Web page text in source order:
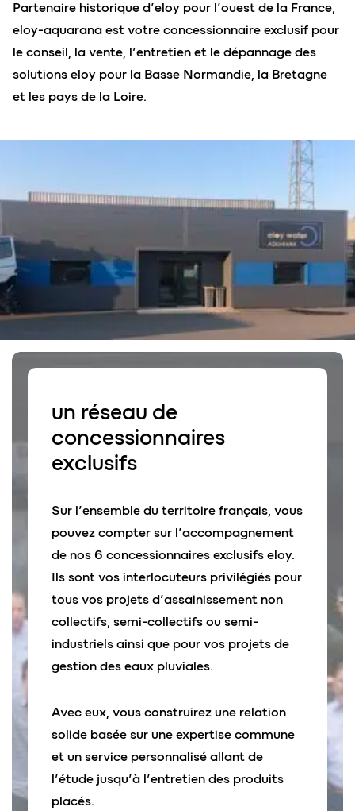
Partenaire historique d’eloy pour l’ouest de la France,
eloy-aquarana est votre concessionnaire exclusif pour
le conseil, la vente, l’entretien et le dépannage des
solutions eloy pour la Basse Normandie, la Bretagne
et les pays de la Loire.
un réseau de
concessionnaires
exclusifs
Sur l’ensemble du territoire français, vous
pouvez compter sur l’accompagnement
de nos 6 concessionnaires exclusifs eloy.
Ils sont vos interlocuteurs privilégiés pour
tous vos projets d’assainissement non
collectifs, semi-collectifs ou semi-
industriels ainsi que pour vos projets de
gestion des eaux pluviales.
Avec eux, vous construirez une relation
solide basée sur une expertise commune
et un service personnalisé allant de
l’étude jusqu’à l’entretien des produits
placés.